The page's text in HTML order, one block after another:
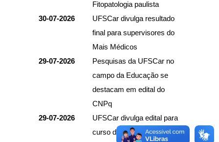
Fitopatologia paulista
30-07-2026
UFSCar divulga resultado
final para supervisores do
Mais Médicos
29-07-2026
Pesquisas da UFSCar no
campo da Educação se
destacam em edital do
CNPq
29-07-2026
UFSCar divulga edital para
curso de Especialização em